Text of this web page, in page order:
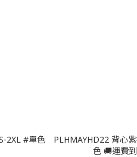
PLHMAYHD22 背心
色 🚚運費